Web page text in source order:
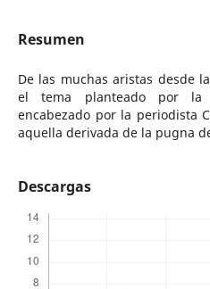
Resumen
De las muchas aristas desde
el tema planteado por la
encabezado por la periodista
aquella derivada de la pugna
Descargas